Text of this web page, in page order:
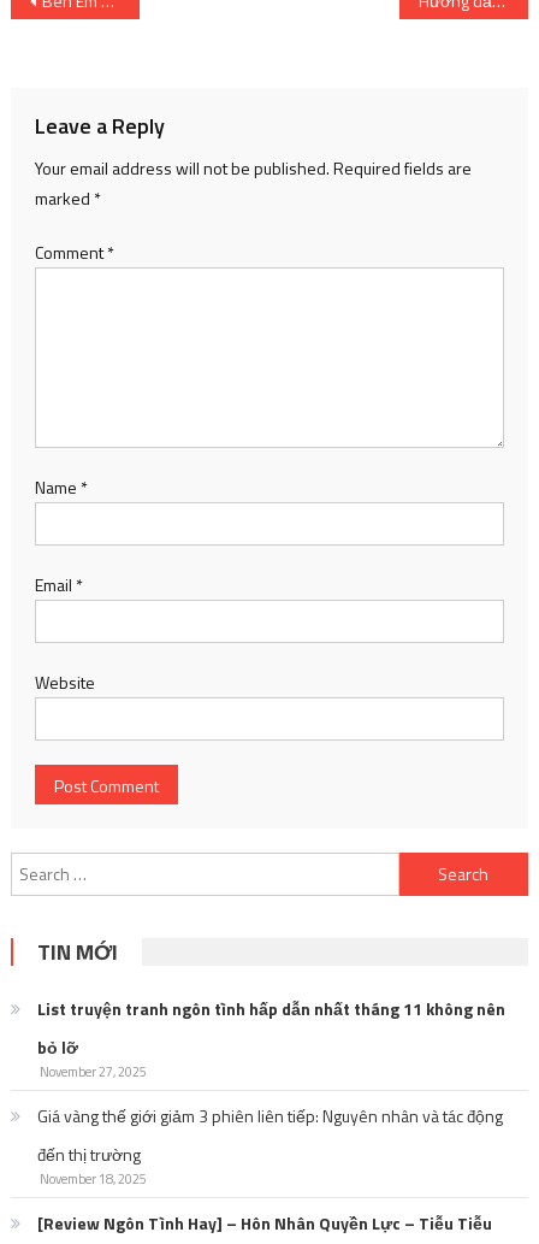
Leave a Reply
Your email address will not be published.Required fields are
marked *
Comment*
Name *
Email *
Website
Search
for:
TIN MỚI
List truyện tranh ngôn tình hấp dẫn nhất tháng 11 không nên
bỏ lỡ
November 27, 2025
Giá vàng thế giới giảm 3 phiên liên tiếp: Nguyên nhân và tác động
đến thị trường
November 18, 2025
[Review Ngôn Tình Hay] – Hôn Nhân Quyền Lực – Tiễu Tiễu